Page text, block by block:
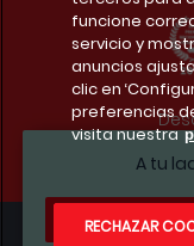
A tu
funcione
servicio y
anuncios
clic en
preferencias
visita nuestra
RECHAZAR